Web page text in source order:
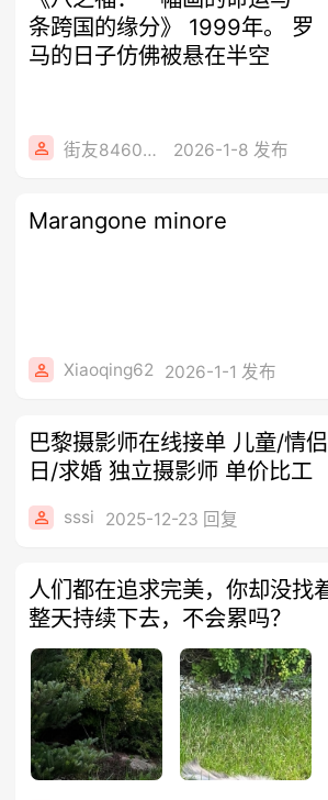
条跨国的缘分》 1999年。 罗
马的日子仿佛被悬在半空
街友84605288 2026-1-8 发布
Marangone minore
Xiaoqing62 2026-1-1 发布
巴黎摄影师在线接单 儿童/情侣/个人/婚庆/生
日/求婚 独立摄影师 单价比工
sssi 2025-12-23 回复
人们都在追求完美，你却没找
整天持续下去，不会累吗？